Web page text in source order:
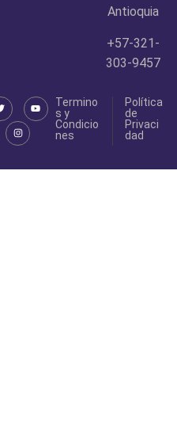
Antioquia
+57-321-
303-9457
Termino
s y
Condicio
nes
Política
de
Privaci
dad